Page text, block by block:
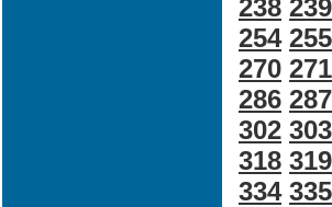
238 239
254 255
270 271
286 287
302 303
318 319
334 335